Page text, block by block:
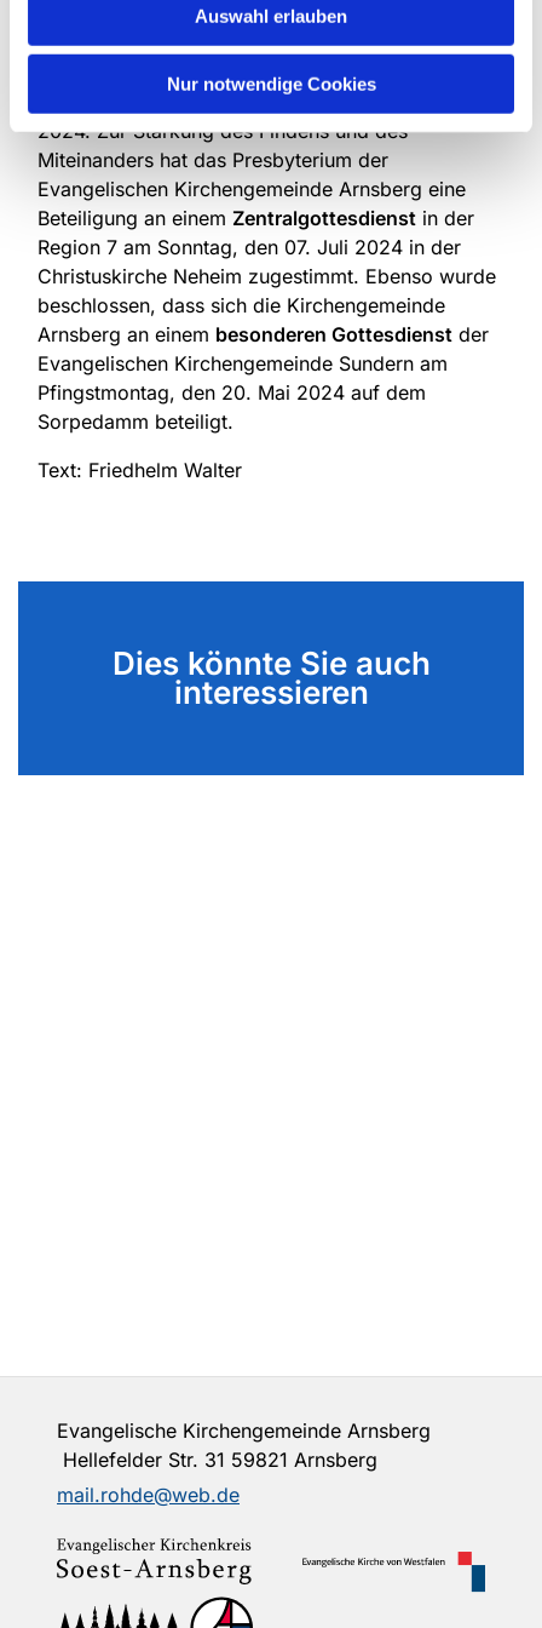
Auswahl erlauben
Nur notwendige Cookies
Kirchengemeinden statt, um über die
Notwendigkeit der Beratungen und den
Beratungsprozess zu informieren. Geplant sind
Freitag, 09. Februar 2024 und Freitag, 14. Juni
2024. Zur Stärkung des Findens und des
Miteinanders hat das Presbyterium der
Evangelischen Kirchengemeinde Arnsberg eine
Beteiligung an einem Zentralgottesdienst in der
Region 7 am Sonntag, den 07. Juli 2024 in der
Christuskirche Neheim zugestimmt. Ebenso wurde
beschlossen, dass sich die Kirchengemeinde
Arnsberg an einem besonderen Gottesdienst der
Evangelischen Kirchengemeinde Sundern am
Pfingstmontag, den 20. Mai 2024 auf dem
Sorpedamm beteiligt.
Text: Friedhelm Walter
Dies könnte Sie auch
interessieren
Evangelische Kirchengemeinde Arnsberg
Hellefelder Str. 31 59821 Arnsberg
mail.rohde@web.de